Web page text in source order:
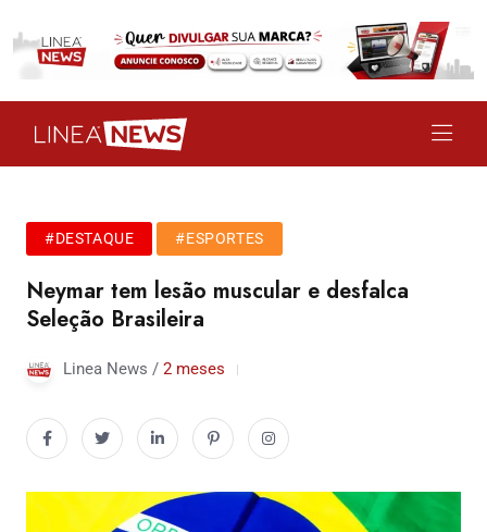
#DESTAQUE #ESPORTES
Neymar tem lesão muscular e desfalca
Seleção Brasileira
Linea News / 2 meses